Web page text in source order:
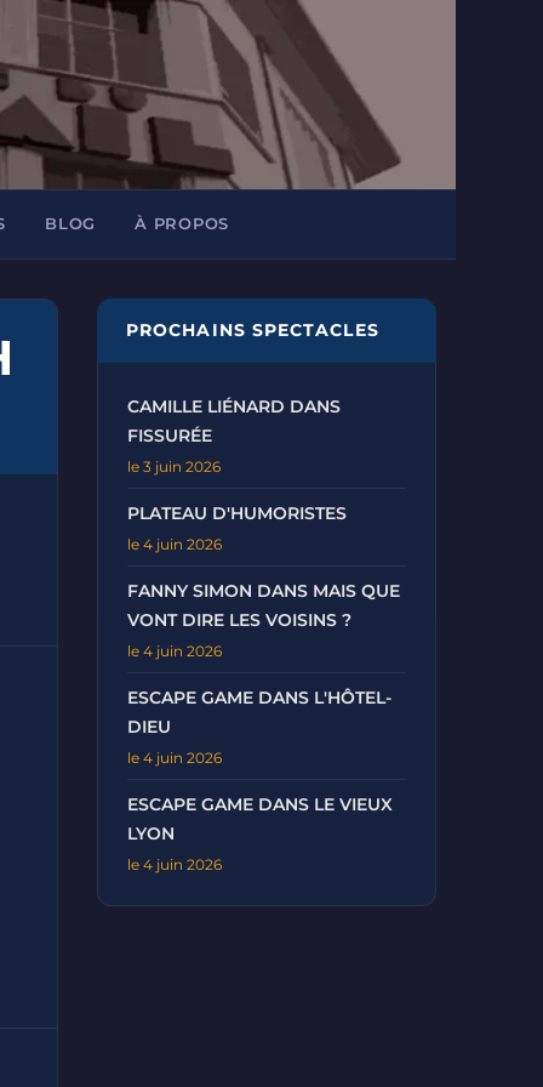
BLOG À PROPOS
PROCHAINS SPECTACLES
CAMILLE LIÉNARD DANS
FISSURÉE
le 3 juin 2026
PLATEAU D'HUMORISTES
le 4 juin 2026
FANNY SIMON DANS MAIS QUE
VONT DIRE LES VOISINS ?
le 4 juin 2026
ESCAPE GAME DANS L'HÔTEL-
DIEU
le 4 juin 2026
ESCAPE GAME DANS LE VIEUX
LYON
le 4 juin 2026